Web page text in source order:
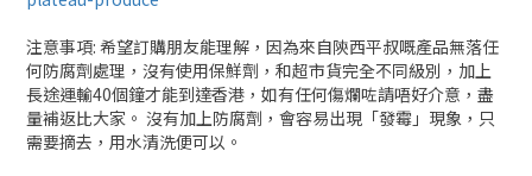
注意事項: 希望訂購朋友能理解，因為來自陝西平叔嘅產品無落任
何防腐劑處理，沒有使用保鮮劑，和超市貨完全不同級別，加上
長途運輸40個鐘才能到達香港，如有任何傷爛咗請唔好介意，盡
量補返比大家。 沒有加上防腐劑，會容易出現「發霉」現象，只
需要摘去，用水清洗便可以。